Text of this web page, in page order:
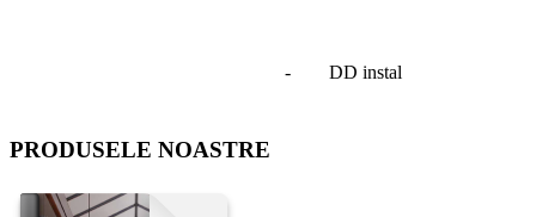
- DD instal
PRODUSELE NOASTRE